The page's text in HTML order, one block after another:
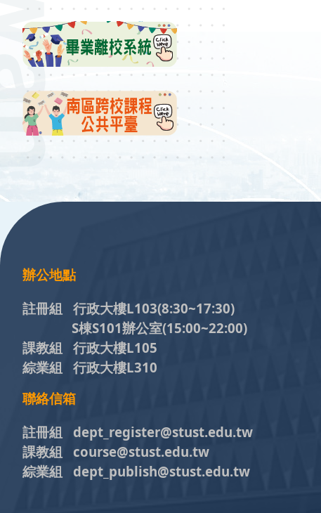
:::
辦公地點
註冊組 行政大樓L103(8:30~17:30)
S棟S101辦公室(15:00~22:00)
課教組 行政大樓L105
綜業組 行政大樓L310
聯絡信箱
註冊組 dept_register@stust.edu.tw
課教組 course@stust.edu.tw
綜業組 dept_publish@stust.edu.tw